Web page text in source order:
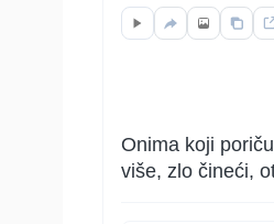
Onima koji
više, zlo čineći,